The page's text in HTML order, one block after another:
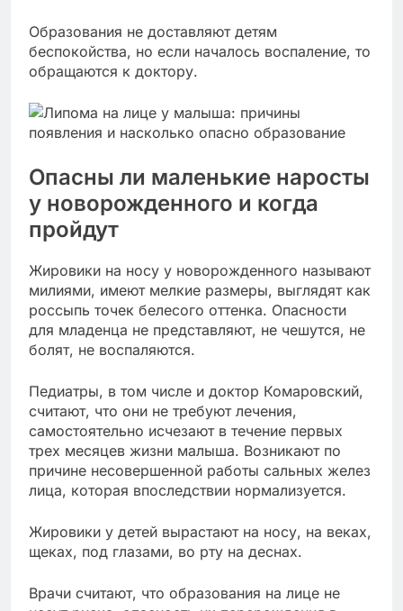
Образования не доставляют детям
беспокойства, но если началось воспаление, то
обращаются к доктору.
Опасны ли маленькие наросты
у новорожденного и когда
пройдут
Жировики на носу у новорожденного называют
милиями, имеют мелкие размеры, выглядят как
россыпь точек белесого оттенка. Опасности
для младенца не представляют, не чешутся, не
болят, не воспаляются.
Педиатры, в том числе и доктор Комаровский,
считают, что они не требуют лечения,
самостоятельно исчезают в течение первых
трех месяцев жизни малыша. Возникают по
причине несовершенной работы сальных желез
лица, которая впоследствии нормализуется.
Жировики у детей вырастают на носу, на веках,
щеках, под глазами, во рту на деснах.
Врачи считают, что образования на лице не